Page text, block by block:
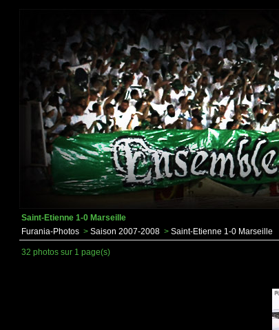
Saint-Etienne 1-0 Marseille
Furania-Photos > Saison 2007-2008 > Saint-Etienne 1-0 Marseille
32 photos sur 1 page(s)